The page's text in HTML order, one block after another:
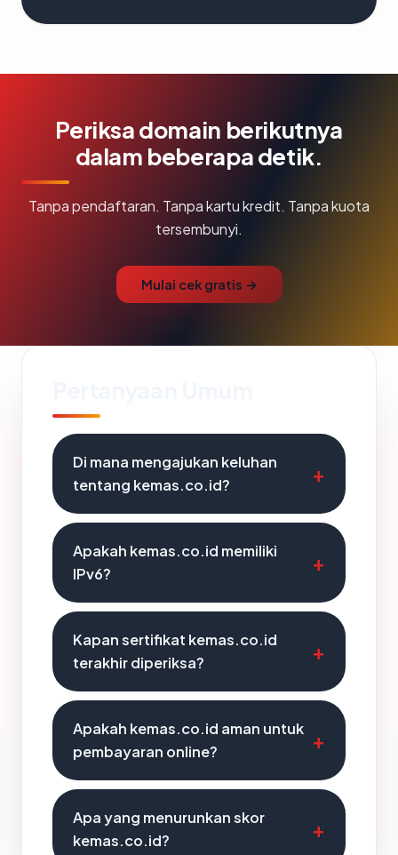
Periksa domain berikutnya
dalam beberapa detik.
Tanpa pendaftaran. Tanpa kartu kredit. Tanpa kuota
tersembunyi.
Mulai cek gratis →
Di mana mengajukan keluhan
tentang kemas.co.id?
Apakah kemas.co.id memiliki
IPv6?
Kapan sertifikat kemas.co.id
terakhir diperiksa?
Apakah kemas.co.id aman untuk
pembayaran online?
Apa yang menurunkan skor
kemas.co.id?